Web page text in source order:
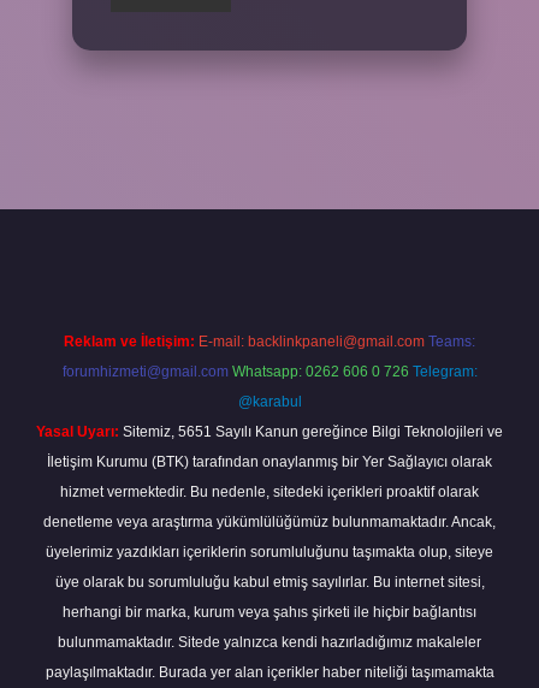
Reklam ve İletişim: E-mail: backlinkpaneli@gmail.com Teams:
forumhizmeti@gmail.com Whatsapp: 0262 606 0 726 Telegram:
@karabul
Yasal Uyarı: Sitemiz, 5651 Sayılı Kanun gereğince Bilgi Teknolojileri ve
İletişim Kurumu (BTK) tarafından onaylanmış bir Yer Sağlayıcı olarak
hizmet vermektedir. Bu nedenle, sitedeki içerikleri proaktif olarak
denetleme veya araştırma yükümlülüğümüz bulunmamaktadır. Ancak,
üyelerimiz yazdıkları içeriklerin sorumluluğunu taşımakta olup, siteye
üye olarak bu sorumluluğu kabul etmiş sayılırlar. Bu internet sitesi,
herhangi bir marka, kurum veya şahıs şirketi ile hiçbir bağlantısı
bulunmamaktadır. Sitede yalnızca kendi hazırladığımız makaleler
paylaşılmaktadır. Burada yer alan içerikler haber niteliği taşımamakta